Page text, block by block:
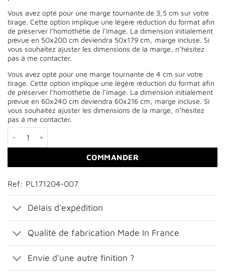
Vous avez opté pour une marge tournante de 3,5 cm sur votre
tirage. Cette option implique une légère réduction du format afin
de préserver l’homothétie de l’image. La dimension initialement
prévue en 50x200 cm deviendra 50x179 cm, marge incluse. Si
vous souhaitez ajuster les dimensions de la marge, n’hésitez
pas à me contacter.
Vous avez opté pour une marge tournante de 4 cm sur votre
tirage. Cette option implique une légère réduction du format afin
de préserver l’homothétie de l’image. La dimension initialement
prévue en 60x240 cm deviendra 60x216 cm, marge incluse. Si
vous souhaitez ajuster les dimensions de la marge, n’hésitez
pas à me contacter.
COMMANDER
Ref: PL171204-007
Délais d'expédition
Qualité de fabrication Made In France
Envie d'une autre finition ?